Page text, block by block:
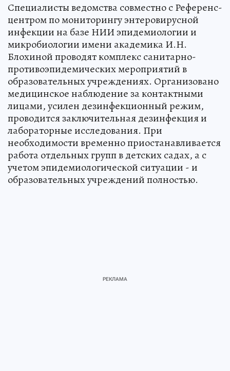
Специалисты ведомства совместно с Референс-
центром по мониторингу энтеровирусной
инфекции на базе НИИ эпидемиологии и
микробиологии имени академика И.Н.
Блохиной проводят комплекс санитарно-
противоэпидемических мероприятий в
образовательных учреждениях. Организовано
медицинское наблюдение за контактными
лицами, усилен дезинфекционный режим,
проводится заключительная дезинфекция и
лабораторные исследования. При
необходимости временно приостанавливается
работа отдельных групп в детских садах, а с
учетом эпидемиологической ситуации - и
образовательных учреждений полностью.